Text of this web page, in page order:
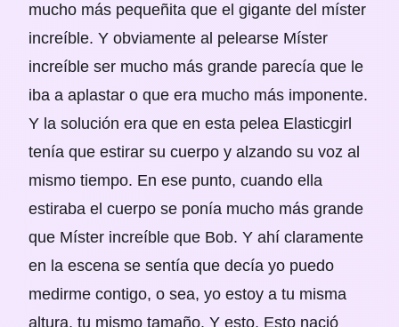
mucho más pequeñita que el gigante del míster
increíble. Y obviamente al pelearse Míster
increíble ser mucho más grande parecía que le
iba a aplastar o que era mucho más imponente.
Y la solución era que en esta pelea Elasticgirl
tenía que estirar su cuerpo y alzando su voz al
mismo tiempo. En ese punto, cuando ella
estiraba el cuerpo se ponía mucho más grande
que Míster increíble que Bob. Y ahí claramente
en la escena se sentía que decía yo puedo
medirme contigo, o sea, yo estoy a tu misma
altura, tu mismo tamaño. Y esto. Esto nació